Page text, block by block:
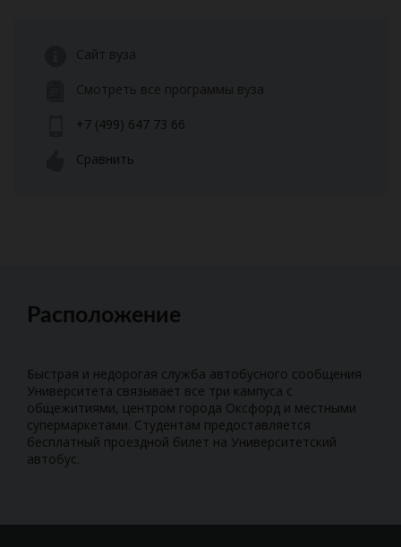
Сайт вуза
Смотреть все программы вуза
+7 (499) 647 73 66
Сравнить
Расположение
Быстрая и недорогая служба автобусного сообщения
Университета связывает все три кампуса с
общежитиями, центром города Оксфорд и местными
супермаркетами. Студентам предоставляется
бесплатный проездной билет на Университетский
автобус.